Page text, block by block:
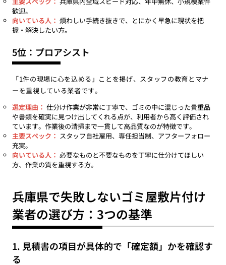
歓迎。
向いている人： 煩わしい手続き抜きで、とにかく早急に現状を把
握・解決したい方。
5位：プロアシスト
「1件の現場に心を込める」ことを掲げ、スタッフの教育とマナ
ーを重視している業者です。
選定理由： 仕分け作業が非常に丁寧で、ゴミの中に混じった貴重品
や書類を確実に見つけ出してくれる点が、利用者から高く評価され
ています。作業後の清掃まで一貫して高品質なのが特徴です。
主要スペック： スタッフ自社雇用、専任担当制、アフターフォロー
充実。
向いている人： 必要なものと不要なものを丁寧に仕分けてほしい
方、作業の質を重視する方。
兵庫県で失敗しないゴミ屋敷片付け
業者の選び方：3つの基準
1. 見積書の項目が具体的で「確定額」かを確認す
る